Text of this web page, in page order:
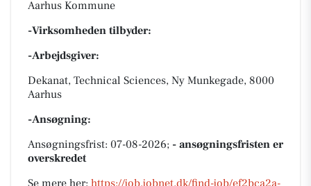
Aarhus Kommune
-Virksomheden tilbyder:
-Arbejdsgiver:
Dekanat, Technical Sciences, Ny Munkegade, 8000
Aarhus
-Ansøgning:
Ansøgningsfrist: 07-08-2026; - ansøgningsfristen er
overskredet
Se mere her: https://job.jobnet.dk/find-job/ef2bca2a-